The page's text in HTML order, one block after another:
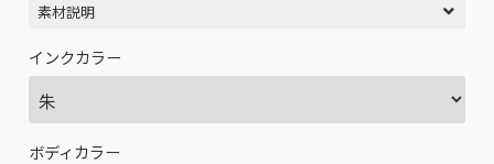
素材説明
インクカラー
ボディカラー